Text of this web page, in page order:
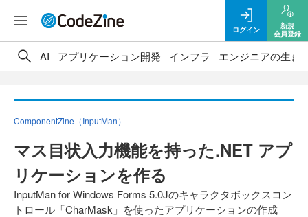
ログイン
新規
会員登録
AI アプリケーション開発 インフラ エンジニアの生き
ComponentZine（InputMan）
マス目状入力機能を持った.NET アプ
リケーションを作る
InputMan for Windows Forms 5.0Jのキャラクタボックスコン
トロール「CharMask」を使ったアプリケーションの作成